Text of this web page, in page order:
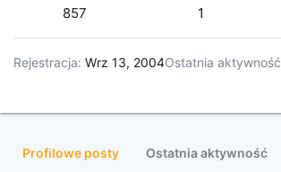
857 1
Rejestracja Wrz 13, 2004Ostatnia aktywność
Profilowe posty Ostatnia aktywność